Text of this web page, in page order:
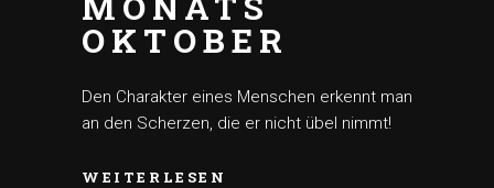
OKTOBER
Den Charakter eines Menschen erkennt man
an den Scherzen, die er nicht übel nimmt!
WEITERLESEN